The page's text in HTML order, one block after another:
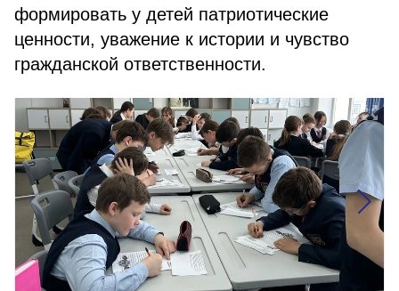
формировать у детей патриотические
ценности, уважение к истории и чувство
гражданской ответственности.